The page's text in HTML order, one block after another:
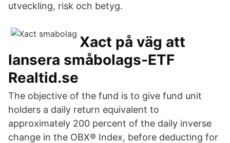
utveckling, risk och betyg.
Xact på väg att
lansera småbolags-ETF
Realtid.se
The objective of the fund is to give fund unit
holders a daily return equivalent to
approximately 200 percent of the daily inverse
change in the OBX® Index, before deducting for